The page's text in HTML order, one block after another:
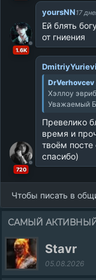
1.6K
yoursNN17
Ей блять
от гниения
720
DrVerhovcev
Хэллоу
Уважаемый Блогер
Превелико
время и
твоём посте
спасибо)
Чтобы писать в
САМЫЙ
Stavr
05.08.2026